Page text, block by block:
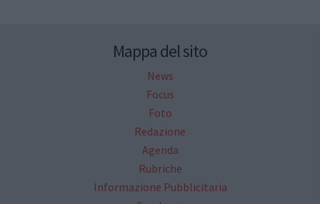
Mappa del sito
News
Focus
Foto
Redazione
Agenda
Rubriche
Informazione Pubblicitaria